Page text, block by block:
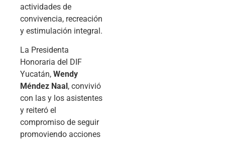
actividades de
convivencia, recreación
y estimulación integral.
La Presidenta
Honoraria del DIF
Yucatán, Wendy
Méndez Naal , convivió
con las y los asistentes
y reiteró el
compromiso de seguir
promoviendo acciones